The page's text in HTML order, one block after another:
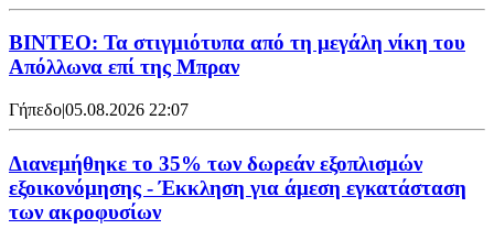
ΒΙΝΤΕΟ: Τα στιγμιότυπα από τη μεγάλη νίκη του
Απόλλωνα επί της Μπραν
Γήπεδο|05.08.2026 22:07
Διανεμήθηκε το 35% των δωρεάν εξοπλισμών
εξοικονόμησης - Έκκληση για άμεση εγκατάσταση
των ακροφυσίων